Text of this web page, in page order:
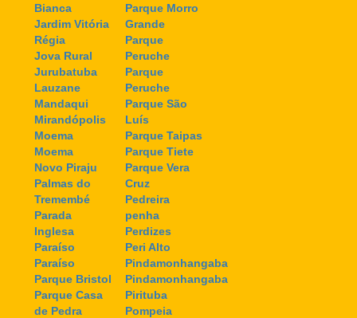
Bianca
Jardim Vitória
Régia
Jova Rural
Jurubatuba
Lauzane
Mandaqui
Mirandópolis
Moema
Moema
Novo Piraju
Palmas do
Tremembé
Parada
Inglesa
Paraíso
Paraíso
Parque Bristol
Parque Casa
de Pedra
Parque Morro
Grande
Parque
Peruche
Parque
Peruche
Parque São
Luís
Parque Taipas
Parque Tiete
Parque Vera
Cruz
Pedreira
penha
Perdizes
Peri Alto
Pindamonhangaba
Pindamonhangaba
Pirituba
Pompeia